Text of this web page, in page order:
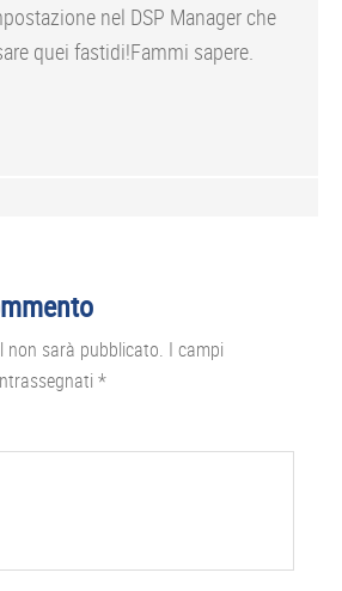
nel DSP Manager che
quei fastidi!Fammi sapere.
non sarà pubblicato. I campi
*